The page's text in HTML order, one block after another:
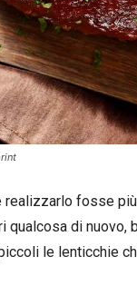
realizzarlo fosse
qualcosa di
le lenticchie